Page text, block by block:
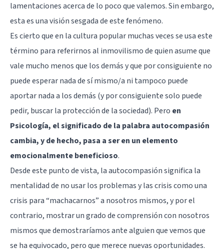
lamentaciones acerca de lo poco que valemos. Sin embargo,
esta es una visión sesgada de este fenómeno.
Es cierto que en la cultura popular muchas veces se usa este
término para referirnos al inmovilismo de quien asume que
vale mucho menos que los demás y que por consiguiente no
puede esperar nada de sí mismo/a ni tampoco puede
aportar nada a los demás (y por consiguiente solo puede
pedir, buscar la protección de la sociedad). Pero en
Psicología, el significado de la palabra autocompasión
cambia, y de hecho, pasa a ser en un elemento
emocionalmente beneficioso.
Desde este punto de vista, la autocompasión significa la
mentalidad de no usar los problemas y las crisis como una
crisis para “machacarnos” a nosotros mismos, y por el
contrario, mostrar un grado de comprensión con nosotros
mismos que demostraríamos ante alguien que vemos que
se ha equivocado, pero que merece nuevas oportunidades.